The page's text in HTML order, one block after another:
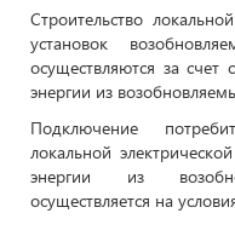
Строительство
установок
осуществляются за счет
энергии из
Подключение
локальной
энергии из
осуществляется на